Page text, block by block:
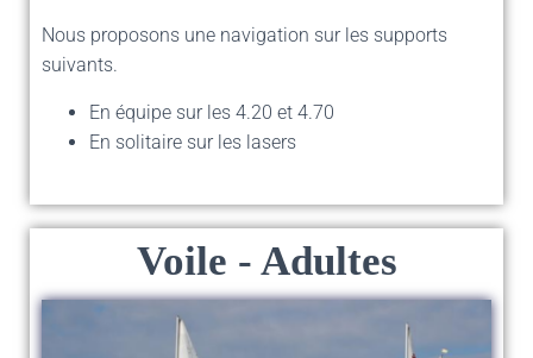
Nous proposons une navigation sur les supports
suivants.
En équipe sur les 4.20 et 4.70
En solitaire sur les lasers
Voile - Adultes